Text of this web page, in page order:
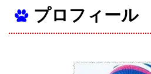
プロフィール